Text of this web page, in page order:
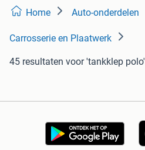
Home Auto-onderdelen
Carrosserie en Plaatwerk
45 resultaten voor 'tankklep polo'